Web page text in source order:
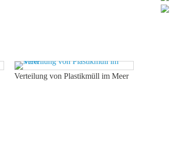
Verteilung von Plastikmüll im Meer